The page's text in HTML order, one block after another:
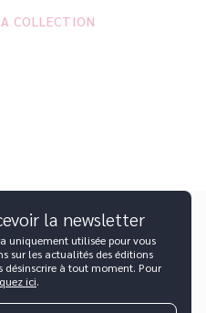
COLLECTION
la newsletter
uniquement utilisée pour vous
sur les actualités des éditions
désinscrire à tout moment. Pour
ici.